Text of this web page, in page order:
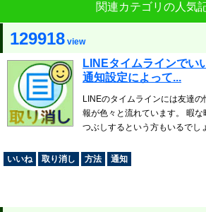
関連カテゴリの人気
129918 view
LINEタイムラインでい
通知設定によって...
LINEのタイムラインには友達
報が色々と流れています。 暇
つぶしするという方もいるでし
いいね
取り消し 方法 通知